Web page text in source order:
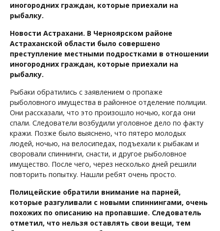
иногородних граждан, которые приехали на
рыбалку.
Новости Астрахани. В Черноярском районе
Астраханской области было совершено
преступление местными подростками в отношении
иногородних граждан, которые приехали на
рыбалку.
Рыбаки обратились с заявлением о пропаже
рыболовного имущества в районное отделение полиции.
Они рассказали, что это произошло ночью, когда они
спали. Следователи возбудили уголовное дело по факту
кражи. Позже было выяснено, что пятеро молодых
людей, ночью, на велосипедах, подъехали к рыбакам и
своровали спиннинги, снасти, и другое рыболовное
имущество. После чего, через несколько дней решили
повторить попытку. Нашли ребят очень просто.
Полицейские обратили внимание на парней,
которые разгуливали с новыми спиннингами, очень
похожих по описанию на пропавшие. Следователь
отметил, что нельзя оставлять свои вещи, тем